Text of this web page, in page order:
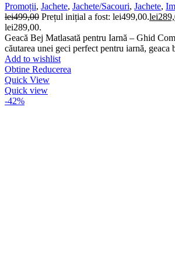
Promoții, Jachete, Jachete/Sacouri, Jachete,
lei499,00 Prețul inițial a fost: lei499,00.lei
lei289,00.
Geacă Bej Matlasată pentru Iarnă – Ghid
căutarea unei geci perfect pentru iarnă, geaca
Add to wishlist
Obtine Reducerea
Quick View
Quick view
-42%